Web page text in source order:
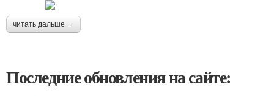
читать дальше →
Последние обновления на сайте: